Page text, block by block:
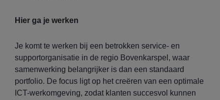
Hier ga je werken
Je komt te werken bij een betrokken service- en
supportorganisatie in de regio Bovenkarspel, waar
samenwerking belangrijker is dan een standaard
portfolio. De focus ligt op het creëren van een optimale
ICT-werkomgeving, zodat klanten succesvol kunnen